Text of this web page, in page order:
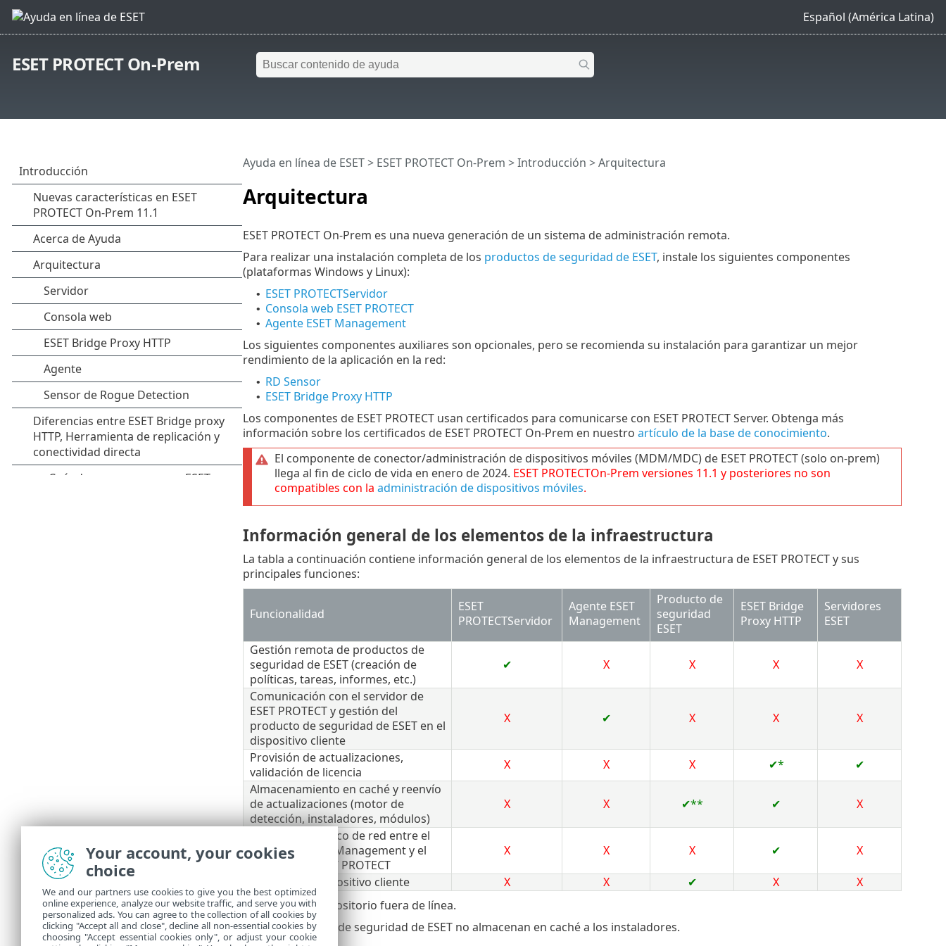
Español (América Latina)
ESET PROTECT On-Prem
Arquitectura
Ayuda en línea de ESET> ESET PROTECT On-Prem >Introducción > Arquitectura
ESET PROTECT On-Prem es una nueva generación de un sistema de administración remota.
Para realizar una instalación completa de los productos de seguridad de ESET, instale los siguientes componentes
(plataformas Windows y Linux):
• ESET PROTECTServidor
• Consola web ESET PROTECT
• Agente ESET Management
Los siguientes componentes auxiliares son opcionales, pero se recomienda su instalación para garantizar un mejor
rendimiento de la aplicación en la red:
• RD Sensor
• ESET Bridge Proxy HTTP
Los componentes de ESET PROTECT usan certificados para comunicarse con ESET PROTECT Server. Obtenga más
información sobre los certificados de ESET PROTECT On-Prem en nuestro artículo de la base de conocimiento.
El componente de conector/administración de dispositivos móviles (MDM/MDC) de ESET PROTECT (solo on-prem)
llega al fin de ciclo de vida en enero de 2024. ESET PROTECTOn-Prem versiones 11.1 y posteriores no son
compatibles con la administración de dispositivos móviles.
Información general de los elementos de la infraestructura
La tabla a continuación contiene información general de los elementos de la infraestructura de ESET PROTECT y sus
principales funciones:
Funcionalidad
ESET
PROTECTServidor
Agente ESET
Management
Producto de
seguridad
ESET
ESET Bridge
Proxy HTTP
Servidores
ESET
Gestión remota de productos de
seguridad de ESET (creación de
políticas, tareas, informes, etc.)
✔ X X X X
Comunicación con el servidor de
ESET PROTECT y gestión del
producto de seguridad de ESET en el
dispositivo cliente
X ✔ X X X
Provisión de actualizaciones,
validación de licencia
X X X ✔*
✔
Almacenamiento en caché y reenvío
de actualizaciones (motor de
detección, instaladores, módulos)
X X ✔** ✔ X
Reenvío del tráfico de red entre el
agente de ESET Management y el
servidor de ESET PROTECT
X X X ✔ X
Asegurar el dispositivo cliente X X ✔ X
X
* Solo con un repositorio fuera de línea.
** Los productos de seguridad de ESET no almacenan en caché a los instaladores.
Your account, your cookies
choice
We and our partners use cookies to give you the best optimized
online experience, analyze our website traffic, and serve you with
personalized ads. You can agree to the collection of all cookies by
clicking "Accept all and close", decline all non-essential cookies by
choosing "Accept essential cookies only", or adjust your cookie